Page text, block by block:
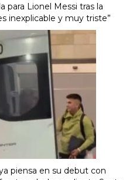
para Lionel Messi tras la
inexplicable y muy triste”
piensa en su debut con